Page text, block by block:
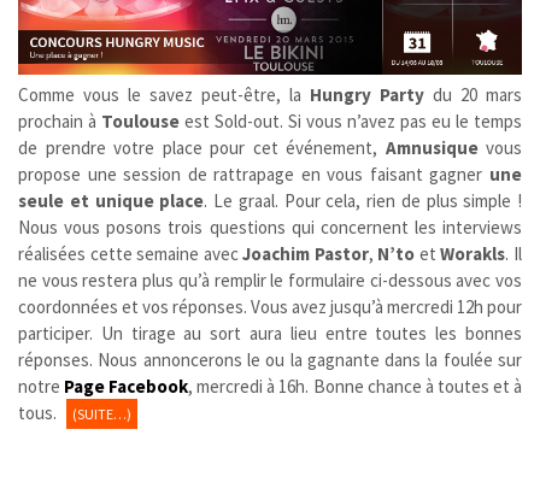
Comme vous le savez peut-être, la Hungry Party du 20 mars
prochain à Toulouse est Sold-out. Si vous n’avez pas eu le temps
de prendre votre place pour cet événement, Amnusiquevous
propose une session de rattrapage en vous faisant gagner une
seule et unique place. Le graal. Pour cela, rien de plus simple !
Nous vous posons trois questions qui concernent les interviews
réalisées cette semaine avecJoachim Pastor, N’to etWorakls. Il
ne vous restera plus qu’à remplir le formulaire ci-dessous avec vos
coordonnées et vos réponses. Vous avez jusqu’à mercredi 12h pour
participer. Un tirage au sort aura lieu entre toutes les bonnes
réponses. Nous annoncerons le ou la gagnante dans la foulée sur
notre Page Facebook, mercredi à 16h. Bonne chance à toutes et à
tous.
(SUITE…)